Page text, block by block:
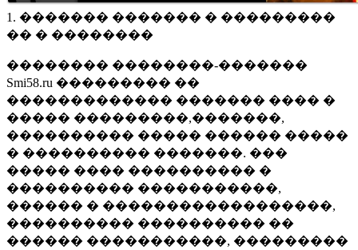
1. ������� ������� � ���������
�� � ��������
�������� ��������-�������
Smi58.ru ��������� ��
������������� ������� ���� �
����� ���������,�������,
���������� ����� ������ �����
� ���������� �������. ���
����� ���� ���������� �
���������� �����������,
������ � ������������������,
���������� ���������� ��
������ �����������, ���������